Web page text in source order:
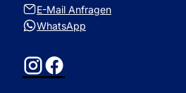
E-Mail Anfragen
WhatsApp
InstagramFacebook